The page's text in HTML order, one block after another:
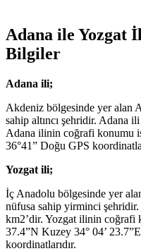
Adana ile Yozgat
Bilgiler
Adana ili;
Akdeniz bölgesinde yer alan
sahip altıncı şehridir. Adana
Adana ilinin coğrafi konumu
36°41” Doğu GPS
Yozgat ili;
İç Anadolu bölgesinde yer
nüfusa sahip yirminci
km2’dir. Yozgat ilinin coğrafi
37.4”N Kuzey 34° 04’
koordinatlarıdır.